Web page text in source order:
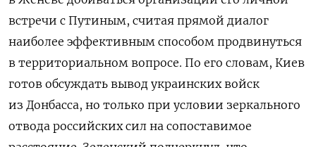
встречи с Путиным, считая прямой диалог
наиболее эффективным способом продвинуться
в территориальном вопросе. По его словам, Киев
готов обсуждать вывод украинских войск
из Донбасса, но только при условии зеркального
отвода российских сил на сопоставимое